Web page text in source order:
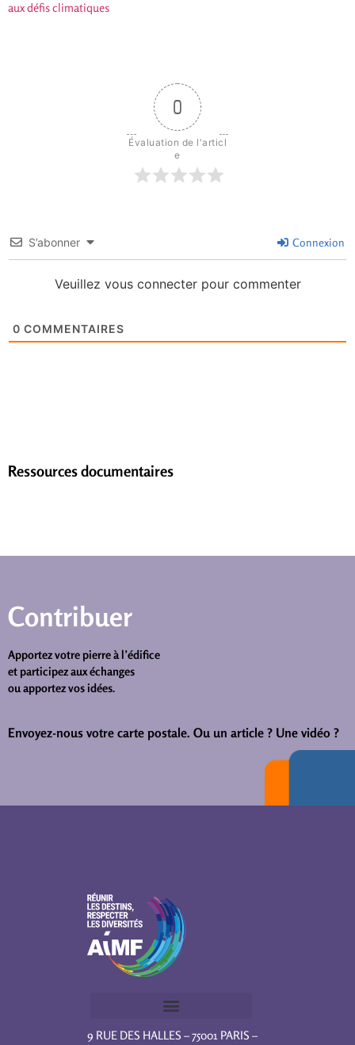
aux défis climatiques
0
Évaluation de l'articl
e
S’abonner Connexion
Veuillez vous connecter pour commenter
0 COMMENTAIRES
Ressources documentaires
Contribuer
Apportez votre pierre à l’édifice
et participez aux échanges
ou apportez vos idées.
Envoyez-nous votre carte postale. Ou un article ? Une vidéo ?
9 RUE DES HALLES – 75001 PARIS –